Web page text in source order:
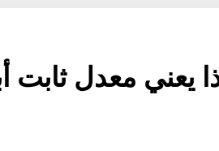
يعني معدل ثابت